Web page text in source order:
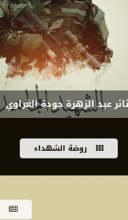
عبد الزهرة جودة الغراوي
روضة الشهداء